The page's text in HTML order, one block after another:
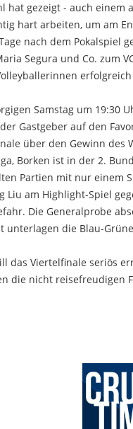
hat gezeigt - auch
hart arbeiten, um am
nach dem Pokalspiel
Segura und Co. zum
Samstag um 19:30
Gastgeber auf den
über den Gewinn des
Borken ist in der 2.
Partien mit nur einem
Liu am Highlight-Spiel
Die Generalprobe
unterlagen die Blau-
das Viertelfinale seriös
die nicht reisefreudigen